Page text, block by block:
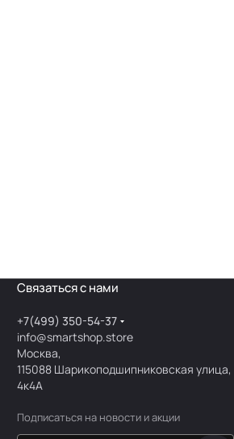
Связаться с нами
+7(499) 350-54-37
info@smartshop.store
Москва,
115088 Шарикоподшипниковская улица,
4к4А
Подписаться на новости и акции